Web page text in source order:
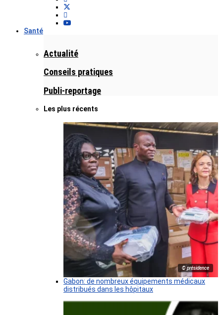
Santé
Actualité
Conseils pratiques
Publi-reportage
Les plus récents
© présidence
Gabon: de nombreux équipements médicaux
distribués dans les hôpitaux